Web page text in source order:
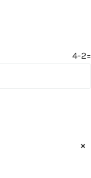
2=
×